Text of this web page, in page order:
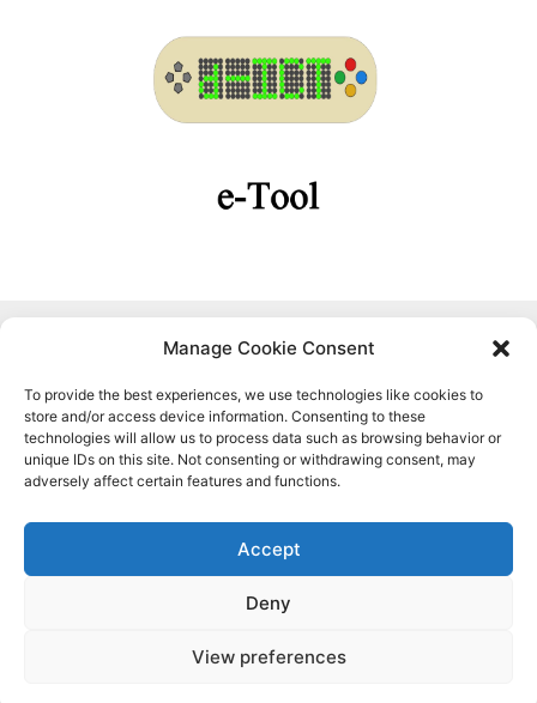
Manage Cookie Consent
To provide the best experiences, we use technologies like cookies to
store and/or access device information. Consenting to these
technologies will allow us to process data such as browsing behavior or
unique IDs on this site. Not consenting or withdrawing consent, may
adversely affect certain features and functions.
Accept
Deny
View preferences
Finanziato dall'Unione europea. Le opinioni espresse appartengono,
tuttavia, al solo o ai soli autori e non riflettono necessariamente le
opinioni dell'Unione europea o dell’Agenzia esecutiva europea per
l’istruzione e la cultura (EACEA). Né l'Unione europea né l'EACEA
possono esserne ritenute responsabili.
Copyright © 2026 d-ICT Project Erasmus+